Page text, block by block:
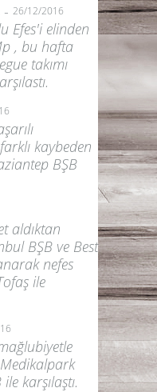
- 26/12/2016
Efes'i elinden
, bu hafta
takımı
kaybeden
BŞB
aldıktan
BŞB ve Best
nefes
ile
karşılaştı.